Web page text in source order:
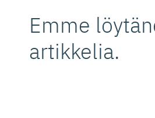
Emme
artikkelia.